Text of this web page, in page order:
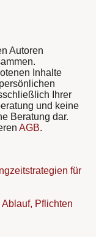
Autoren
Inhalte
Ihrer
und keine
Beratung dar.
AGB.
für
Pflichten